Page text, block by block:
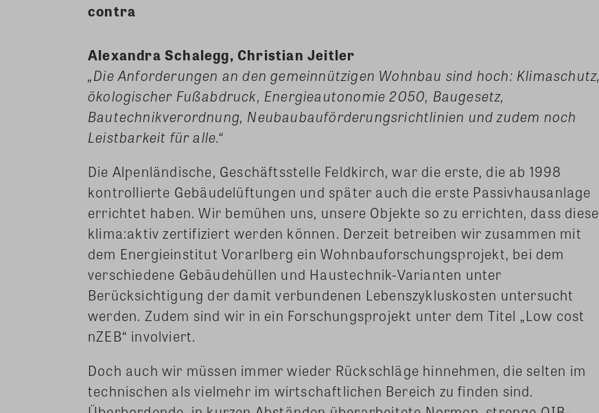
contra
Alexandra Schalegg, Christian Jeitler
„Die Anforderungen an den gemeinnützigen Wohnbau sind hoch: Klimaschutz,
ökologischer Fußabdruck, Energieautonomie 2050, Baugesetz,
Bautechnikverordnung, Neubaubauförderungsrichtlinien und zudem noch
Leistbarkeit für alle.“
Die Alpenländische, Geschäftsstelle Feldkirch, war die erste, die ab 1998
kontrollierte Gebäudelüftungen und später auch die erste Passivhausanlage
errichtet haben. Wir bemühen uns, unsere Objekte so zu errichten, dass diese
klima:aktiv zertifiziert werden können. Derzeit betreiben wir zusammen mit
dem Energieinstitut Vorarlberg ein Wohnbauforschungsprojekt, bei dem
verschiedene Gebäudehüllen und Haustechnik-Varianten unter
Berücksichtigung der damit verbundenen Lebenszykluskosten untersucht
werden. Zudem sind wir in ein Forschungsprojekt unter dem Titel „Low cost
nZEB“ involviert.
Doch auch wir müssen immer wieder Rückschläge hinnehmen, die selten im
technischen als vielmehr im wirtschaftlichen Bereich zu finden sind.